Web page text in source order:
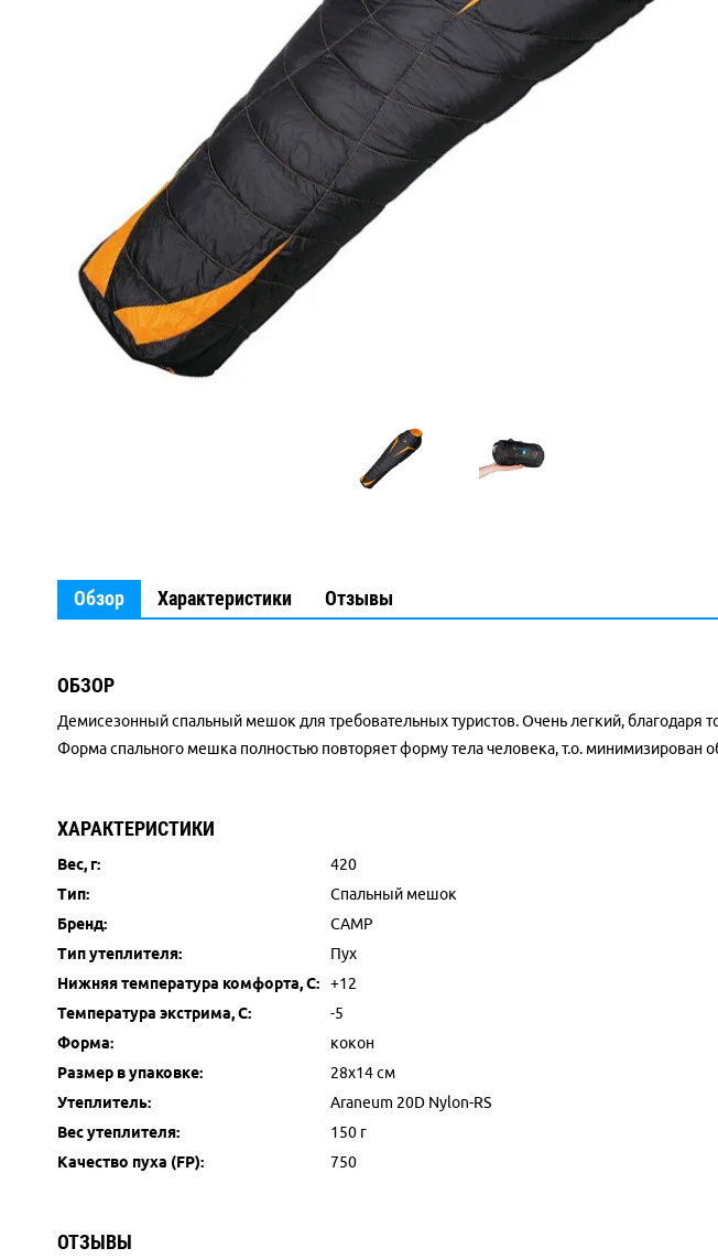
Обзор Характеристики Отзывы
ОБЗОР
Демисезонный спальный мешок для требовательных туристов. Очень легкий,
Форма спального мешка полностью повторяет форму тела человека, т.о. минимизирован
ХАРАКТЕРИСТИКИ
Вес, г:
420
Тип:
Спальный мешок
Бренд:
CAMP
Тип утеплителя:
Пух
Нижняя температура комфорта, С:
+12
Температура экстрима, С:
-5
Форма:
кокон
Размер в упаковке:
28х14 см
Утеплитель:
Araneum 20D Nylon-RS
Вес утеплителя:
150 г
Качество пуха (FP):
750
ОТЗЫВЫ